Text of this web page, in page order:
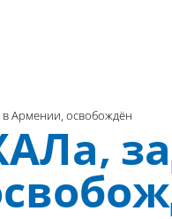
Армении, освобождён